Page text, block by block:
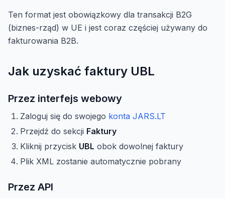
Ten format jest obowiązkowy dla transakcji B2G
(biznes-rząd) w UE i jest coraz częściej używany do
fakturowania B2B.
Jak uzyskać faktury UBL
Przez interfejs webowy
Zaloguj się do swojego konta JARS.LT
Przejdź do sekcji Faktury
Kliknij przycisk UBL obok dowolnej faktury
Plik XML zostanie automatycznie pobrany
Przez API